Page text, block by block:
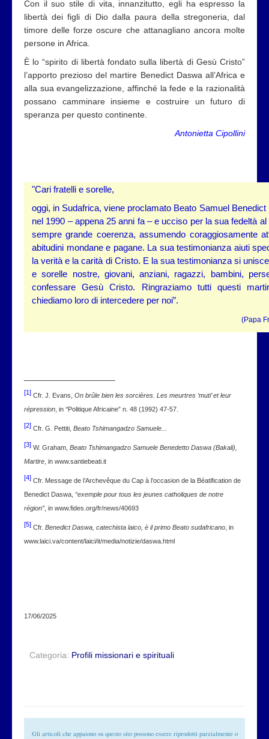
Con il suo stile di vita, innanzitutto, egli ha espresso la
libertà dei figli di Dio dalla paura della stregoneria, dal
timore delle forze oscure che attanagliano ancora molte
persone in Africa.
È lo “spirito di libertà fondato sulla libertà di Gesù Cristo”
l’apporto prezioso del martire Benedict Daswa all’Africa e
alla sua evangelizzazione, affinché la fede e la razionalità
possano camminare insieme e costruire un futuro di
speranza per questo continente.
Antonietta Cipollini
"Cari fratelli e sorelle,
oggi, in Sudafrica, viene proclamato Beato Samuel
nel 1990 – appena 25 anni fa – e ucciso per la sua fedeltà
sempre grande coerenza, assumendo coraggiosamente
abitudini mondane e pagane. La sua testimonianza aiuti
la verità e la carità di Cristo. E la sua testimonianza si
e sorelle nostre, giovani, anziani, ragazzi, bambini,
confessare Gesù Cristo. Ringraziamo tutti questi
chiediamo loro di intercedere per noi”.
(Papa
[1] Cfr. J. Evans, On brûle bien les sorcières. Les meurtres ‘muti’ et leur
répression, in “Politique Africaine” n. 48 (1992) 47-57.
[2] Cfr. G. Pettiti, Beato Tshimangadzo Samuele...
[3] W. Graham, Beato Tshimangadzo Samuele Benedetto Daswa (Bakali),
Martire, in www.santiebeati.it
[4] Cfr. Message de l’Archevêque du Cap à l’occasion de la Béatification de
Benedict Daswa, “exemple pour tous les jeunes catholiques de notre
région”, in www.fides.org/fr/news/40693
[5] Cfr. Benedict Daswa, catechista laico, è il primo Beato sudafricano, in
www.laici.va/content/laici/it/media/notizie/daswa.html
17/06/2025
Categoria: Profili missionari e spirituali
Gli articoli che appaiono su questo sito possono essere riprodotti parzialmente o